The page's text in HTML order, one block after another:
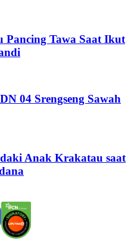
Pancing Tawa Saat Ikut
04 Srengseng Sawah
Anak Krakatau saat